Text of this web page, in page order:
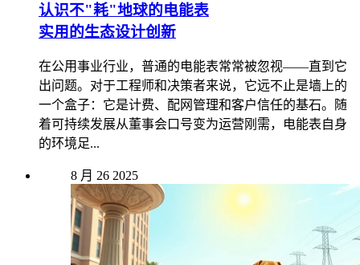
认识不"耗"地球的电能表
实用的生态设计创新
在公用事业行业，普通的电能表常常被忽视——直到它
出问题。对于工程师和决策者来说，它远不止是墙上的
一个盒子：它是计费、配网管理和客户信任的基石。随
着可持续发展从董事会口号变为运营刚需，电能表自身
的环境足...
8 月 26 2025